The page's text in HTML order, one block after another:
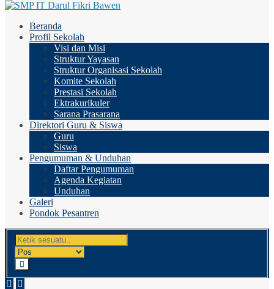
Beranda
Profil Sekolah
Visi dan Misi
Struktur Yayasan
Struktur Organisasi Sekolah
Komite Sekolah
Prestasi Sekolah
Ektrakurikuler
Sarana Prasarana
Direktori Guru & Siswa
Guru
Siswa
Pengumuman & Unduhan
Daftar Pengumuman
Agenda Kegiatan
Unduhan
Galeri
Pondok Pesantren